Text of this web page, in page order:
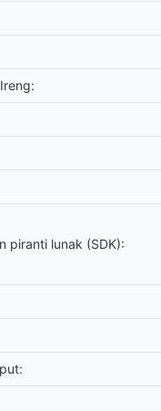
piranti lunak (SDK):